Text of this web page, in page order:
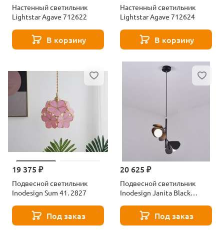
Настенный светильник
Lightstar Agave 712622
В корзину
Настенный светильник
Lightstar Agave 712624
В корзину
19 375 ₽
Подвесной светильник
Inodesign Sum 41. 2827
Под заказ
20 625 ₽
Подвесной светильник
Inodesign Janita Black
Под заказ